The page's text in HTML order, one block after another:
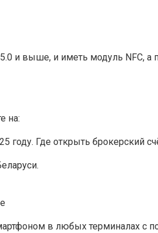
и выше, и иметь модуль NFC,
на:
году. Где открыть брокерский
в любых терминалах с